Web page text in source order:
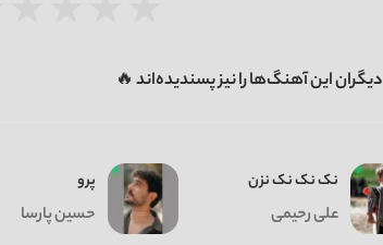
دیگران این آهنگ‌ها را نیز پسندیده‌اند 🔥
نک نک نک نزن
علی رحیمی
پرو
حسین پارسا